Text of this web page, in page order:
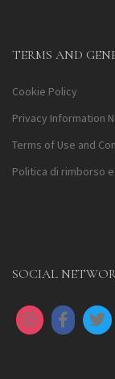
TERMS AND
Cookie Policy
Privacy Information
Terms of Use and
Politica di rimborso
SOCIAL